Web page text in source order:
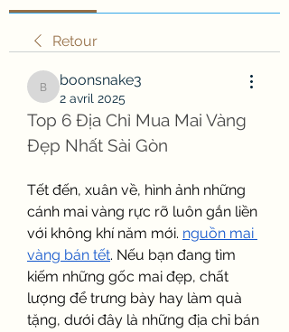
Retour
boonsnake3
boonsnake3
2 avril 2025
Top 6 Địa Chỉ Mua Mai Vàng
Đẹp Nhất Sài Gòn
Tết đến, xuân về, hình ảnh những
cánh mai vàng rực rỡ luôn gắn liền
với không khí năm mới. nguồn mai
vàng bán tết. Nếu bạn đang tìm
kiếm những gốc mai đẹp, chất
lượng để trưng bày hay làm quà
tặng, dưới đây là những địa chỉ bán